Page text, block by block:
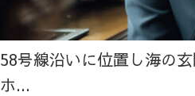
58号線沿いに位置し海の
ホ...